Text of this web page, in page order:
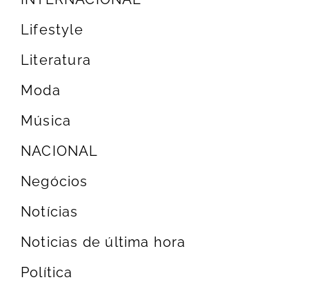
Lifestyle
Literatura
Moda
Música
NACIONAL
Negócios
Notícias
Noticias de última hora
Política